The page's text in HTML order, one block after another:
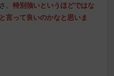
。 特別強いというほどではな
言って良いのかなと思いま